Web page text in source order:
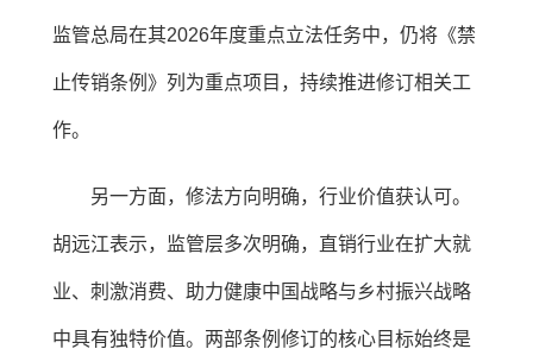
监管总局在其2026年度重点立法任务中，仍将《禁
止传销条例》列为重点项目，持续推进修订相关工
作。
另一方面，修法方向明确，行业价值获认可。
胡远江表示，监管层多次明确，直销行业在扩大就
业、刺激消费、助力健康中国战略与乡村振兴战略
中具有独特价值。两部条例修订的核心目标始终是